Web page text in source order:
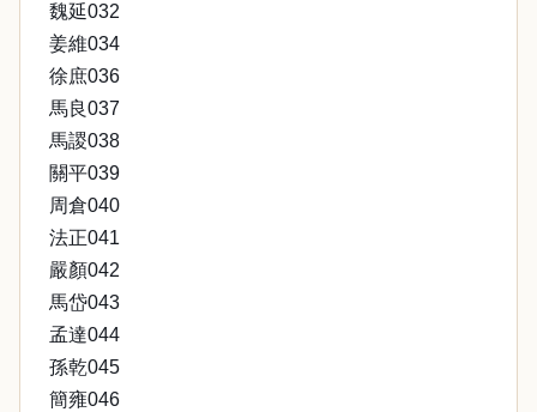
魏延032
姜維034
徐庶036
馬良037
馬謖038
關平039
周倉040
法正041
嚴顏042
馬岱043
孟達044
孫乾045
簡雍046